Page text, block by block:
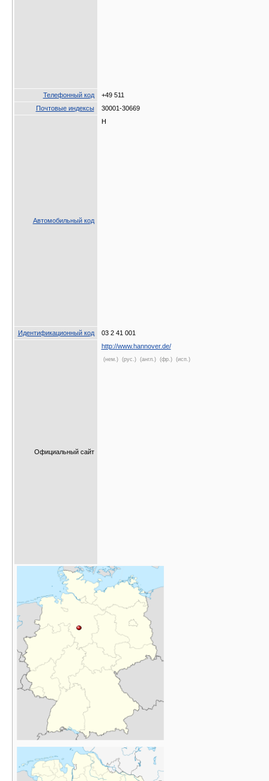
Телефонный код
+49 511
Почтовые индексы
30001-30669
Автомобильный код
H
Идентификационный код 03 2 41 001
Официальный сайт
http://www.hannover.de/
(нем.) (рус.) (англ.) (фр.) (исп.)